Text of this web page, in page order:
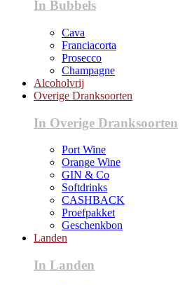
In Bubbels
Cava
Franciacorta
Prosecco
Champagne
Alcoholvrij
Overige Dranksoorten
In Overige Dranksoorten
Port Wine
Orange Wine
GIN & Co
Softdrinks
CASHBACK
Proefpakket
Geschenkbon
Landen
In Landen